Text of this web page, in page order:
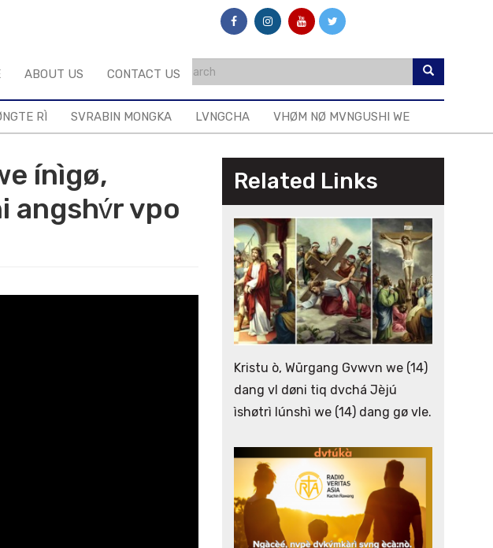
ABOUT US CONTACT US
RÌ SVRABIN MONGKA LVNGCHA VHØM NØ MVNGUSHI WE
ínìgø,
angshv́r vpo
Related Links
Kristu ò, Wūrgang Gvwvn we (14)
dang vl døni tiq dvchá Jèjú
ìshøtrì lúnshì we (14) dang gø vle.